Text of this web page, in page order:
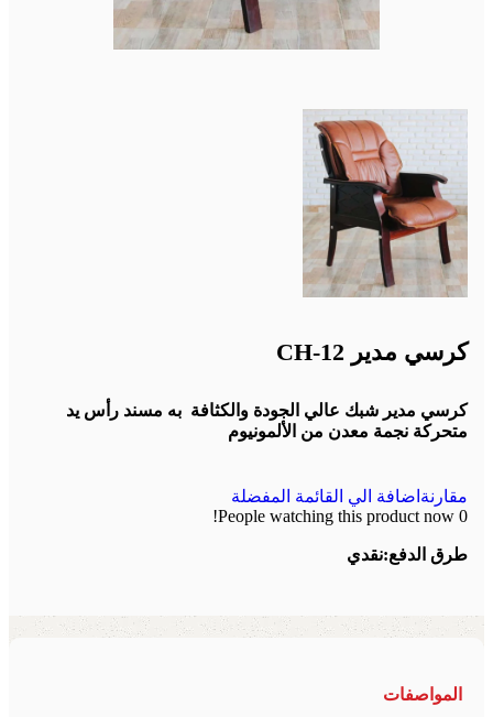
كرسي مدير CH-12
كرسي مدير شبك عالي الجودة والكثافة به مسند رأس يد
متحركة نجمة معدن من الألمونيوم
مقارنة اضافة الي القائمة المفضلة
0
People watching this product now!
طرق الدفع:نقدي
المواصفات